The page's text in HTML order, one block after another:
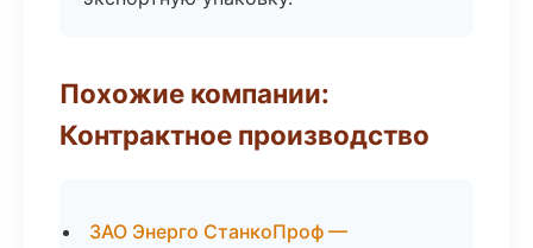
Похожие компании:
Контрактное производство
ЗАО Энерго СтанкоПроф —